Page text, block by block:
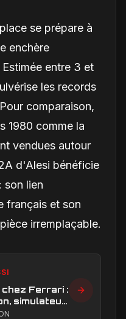
se prépare à
enchère
entre 3 et
les records
comparaison,
1980 comme la
vendues autour
d'Alesi bénéficie
son lien
français et son
irremplaçable.
chez Ferrari :
simulateur
ce qui